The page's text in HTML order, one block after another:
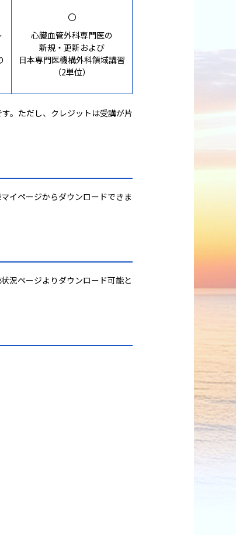
〇
心臓血管外科専門医の
新規・更新および
日本専門医機構外科領域講習
（2単位）
。ただし、クレジットは受講が片
イページからダウンロードできま
況ページよりダウンロード可能と